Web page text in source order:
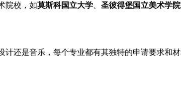
院校，如莫斯科国立大学 圣彼得堡国立美术学院
还是音乐，每个专业都有其独特的申请要求和